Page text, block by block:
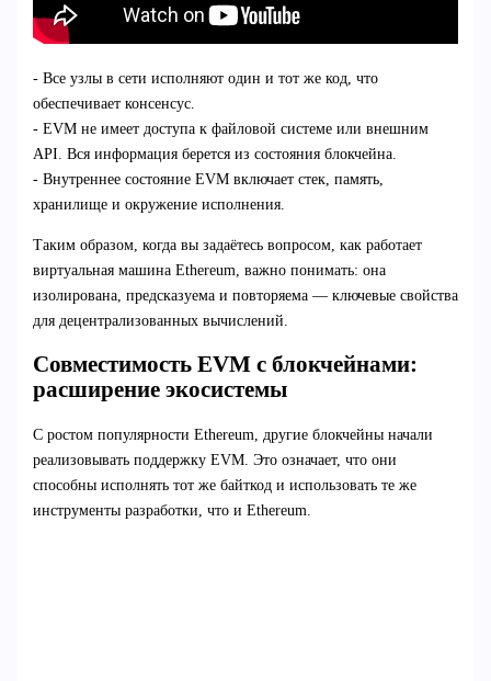
- Все узлы в сети исполняют один и тот же код, что
обеспечивает консенсус.
- EVM не имеет доступа к файловой системе или внешним
API. Вся информация берется из состояния блокчейна.
- Внутреннее состояние EVM включает стек, память,
хранилище и окружение исполнения.
Таким образом, когда вы задаётесь вопросом, как работает
виртуальная машина Ethereum, важно понимать: она
изолирована, предсказуема и повторяема — ключевые свойства
для децентрализованных вычислений.
Совместимость EVM с блокчейнами:
расширение экосистемы
С ростом популярности Ethereum, другие блокчейны начали
реализовывать поддержку EVM. Это означает, что они
способны исполнять тот же байткод и использовать те же
инструменты разработки, что и Ethereum.